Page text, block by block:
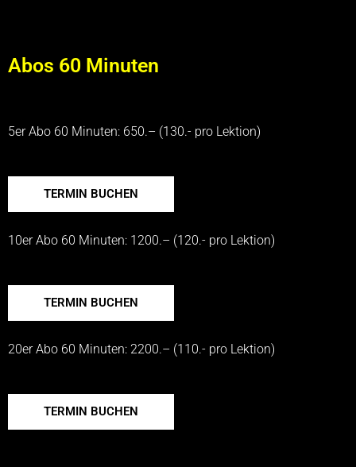
Abos 60 Minuten
5er Abo 60 Minuten: 650.– (130.- pro Lektion)
TERMIN BUCHEN
10er Abo 60 Minuten: 1200.– (120.- pro Lektion)
TERMIN BUCHEN
20er Abo 60 Minuten: 2200.– (110.- pro Lektion)
TERMIN BUCHEN